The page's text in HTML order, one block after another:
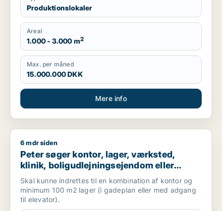
Produktionslokaler
Areal
1.000 - 3.000 m2
Max. per måned
15.000.000 DKK
Mere info
Peter søger kontor, lager, værksted, klinik,
6 mdr siden
Peter søger kontor, lager, værksted,
klinik, boligudlejningsejendom eller
produktionslokaler til salg i
Frederiksberg, Østerbro eller Nordhavn
m.fl.
Skal kunne indrettes til en kombination af kontor og
minimum 100 m2 lager (i gadeplan eller med adgang
til elevator).